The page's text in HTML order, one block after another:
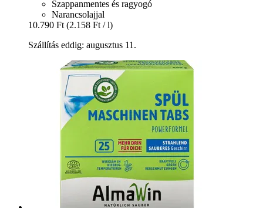
Szappanmentes és ragyogó
Narancsolajjal
10.790 Ft (2.158 Ft / l)
Szállítás eddig: augusztus 11.